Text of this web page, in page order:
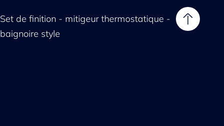
Set de finition - mitigeur thermostatique -
baignoire style